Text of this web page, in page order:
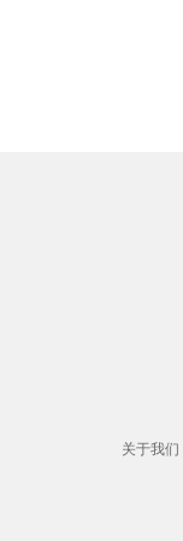
关于我们